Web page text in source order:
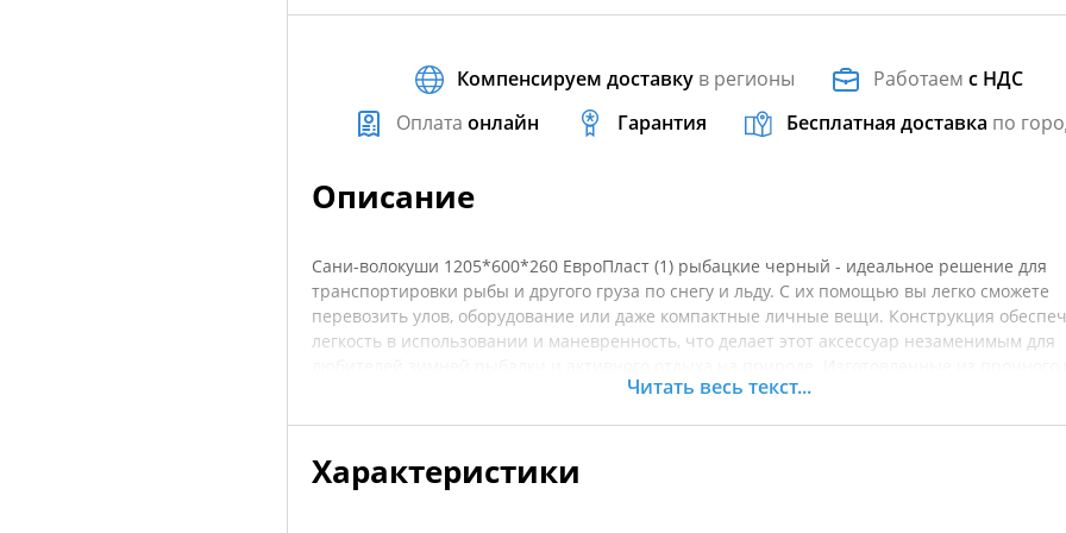
Компенсируем доставку в регионы Работаемс НДС
Оплата онлайн Гарантия Бесплатная доставка по
Описание
Сани-волокуши 1205*600*260 ЕвроПласт (1) рыбацкие черный - идеальное решение для
транспортировки рыбы и другого груза по снегу и льду. С их помощью вы легко сможете
перевозить улов, оборудование или даже компактные личные вещи. Конструкция
легкость в использовании и маневренность, что делает этот аксессуар незаменимым для
морозостойкого материала, сани надежно защищены от механических повреждений и
груза. Перед покупкой рекомендуется уточнять характеристики товара.
Читать весь текст...
Характеристики